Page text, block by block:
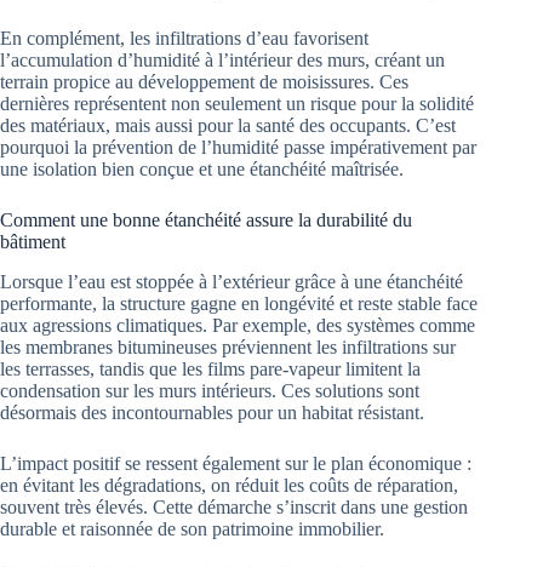
En complément, les infiltrations d’eau favorisent
l’accumulation d’humidité à l’intérieur des murs, créant un
terrain propice au développement de moisissures. Ces
dernières représentent non seulement un risque pour la solidité
des matériaux, mais aussi pour la santé des occupants. C’est
pourquoi la prévention de l’humidité passe impérativement par
une isolation bien conçue et une étanchéité maîtrisée.
Comment une bonne étanchéité assure la durabilité du
bâtiment
Lorsque l’eau est stoppée à l’extérieur grâce à une étanchéité
performante, la structure gagne en longévité et reste stable face
aux agressions climatiques. Par exemple, des systèmes comme
les membranes bitumineuses préviennent les infiltrations sur
les terrasses, tandis que les films pare-vapeur limitent la
condensation sur les murs intérieurs. Ces solutions sont
désormais des incontournables pour un habitat résistant.
L’impact positif se ressent également sur le plan économique :
en évitant les dégradations, on réduit les coûts de réparation,
souvent très élevés. Cette démarche s’inscrit dans une gestion
durable et raisonnée de son patrimoine immobilier.